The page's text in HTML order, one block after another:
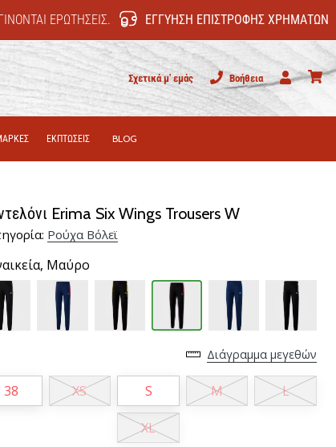
ΕΡΩΤΉΣΕΙΣ. ΕΓΓΎΗΣΗ ΕΠΙΣΤΡΟΦΉΣ ΧΡΗΜΆΤΩΝ
Σχετικά μ' εμάς
Βοήθεια
Χρήστης
ΕΚΠΤΩΣΕΙΣ BLOG
Erima Six Wings Trousers W
Ρούχα Βόλεϊ
Μαύρο
Διάγραμμα μεγεθών
38 XS S M L
XL